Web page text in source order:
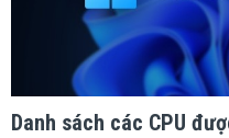
Danh sách các CPU